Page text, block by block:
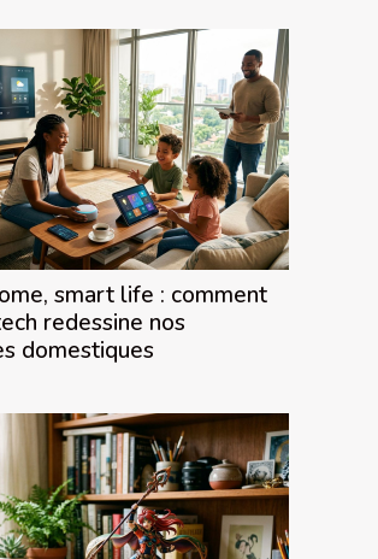
smart life : comment
redessine nos
domestiques